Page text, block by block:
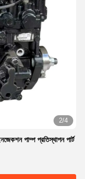
2/4
পাম্প প্রতিস্থাপন পার্ট